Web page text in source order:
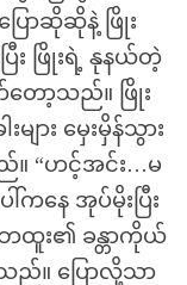
ောဆိုဆိုနဲ့ ဖြိုး
း ဖြိုးရဲ့ နုနယ်တဲ့
တော့သည်။ ဖြိုး
များ မှေးမှိန်သွား
“ဟင့်အင်း…မ
ကနေ အုပ်မိုးပြီး
ဘထူး၏ ခန္တာကိုယ်
ည်။ ပြောလို့သာ